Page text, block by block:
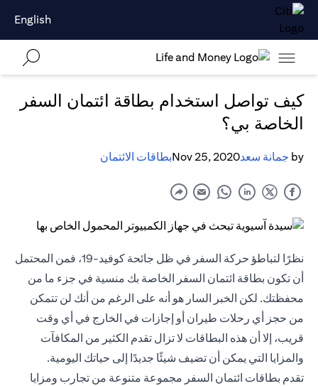
English
كيف تواصل استخدام بطاقة ائتمان السفر
الخاصة بي؟
by جمانة سعدNov 25, 2020بطاقات الائتمان
نظرًا لتباطؤ حركة السفر في ظل جائحة كوفيد-19، فمن المحتمل
أن تكون بطاقة ائتمان السفر الخاصة بك منسية في جزء ما من
محفظتك. لكن الخبر السار هو أنه على الرغم من أنك لن تتمكن
من حجز أي رحلات طيران أو إجازات في الخارج في أي وقت
قريب، إلا أن هذه البطاقات لا تزال تقدم الكثير من المكافآت
والمزايا التي يمكن أن تضيف شيئًا جديدًا إلى حياتك اليومية.
تقدم بطاقات ائتمان السفر مجموعة متنوعة من تجارب ومزايا